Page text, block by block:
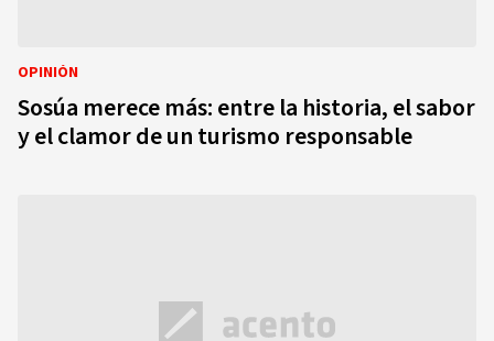
OPINIÓN
Sosúa merece más: entre la historia, el sabor
y el clamor de un turismo responsable